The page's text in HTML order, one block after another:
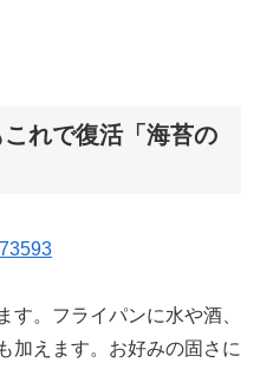
れで復活「海苔の
す。フライパンに水や酒、
加えます。お好みの固さに